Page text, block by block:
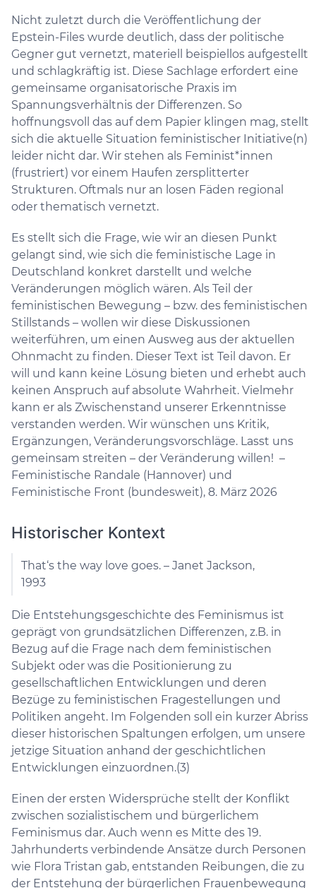
Nicht zuletzt durch die Veröffentlichung der
Epstein-Files wurde deutlich, dass der politische
Gegner gut vernetzt, materiell beispiellos aufgestellt
und schlagkräftig ist. Diese Sachlage erfordert eine
gemeinsame organisatorische Praxis im
Spannungsverhältnis der Differenzen. So
hoffnungsvoll das auf dem Papier klingen mag, stellt
sich die aktuelle Situation feministischer Initiative(n)
leider nicht dar. Wir stehen als Feminist*innen
(frustriert) vor einem Haufen zersplitterter
Strukturen. Oftmals nur an losen Fäden regional
oder thematisch vernetzt.
Es stellt sich die Frage, wie wir an diesen Punkt
gelangt sind, wie sich die feministische Lage in
Deutschland konkret darstellt und welche
Veränderungen möglich wären. Als Teil der
feministischen Bewegung –​​​​​​​ bzw. des feministischen
Stillstands –​​​​​​​ wollen wir diese Diskussionen
weiterführen, um einen Ausweg aus der aktuellen
Ohnmacht zu finden. Dieser Text ist Teil davon. Er
will und kann keine Lösung bieten und erhebt auch
keinen Anspruch auf absolute Wahrheit. Vielmehr
kann er als Zwischenstand unserer Erkenntnisse
verstanden werden. Wir wünschen uns Kritik,
Ergänzungen, Veränderungsvorschläge. Lasst uns
gemeinsam streiten –​​​​​​​ der Veränderung willen! –​​​​​​​
Feministische Randale (Hannover) und
Feministische Front (bundesweit), 8. März 2026
Historischer Kontext
That‘s the way love goes. – Janet Jackson,
1993
Die Entstehungsgeschichte des Feminismus ist
geprägt von grundsätzlichen Differenzen, z.B. in
Bezug auf die Frage nach dem feministischen
Subjekt oder was die Positionierung zu
gesellschaftlichen Entwicklungen und deren
Bezüge zu feministischen Fragestellungen und
Politiken angeht. Im Folgenden soll ein kurzer Abriss
dieser historischen Spaltungen erfolgen, um unsere
jetzige Situation anhand der geschichtlichen
Entwicklungen einzuordnen.(3)
Einen der ersten Widersprüche stellt der Konflikt
zwischen sozialistischem und bürgerlichem
Feminismus dar. Auch wenn es Mitte des 19.
Jahrhunderts verbindende Ansätze durch Personen
wie Flora Tristan gab, entstanden Reibungen, die zu
der Entstehung der bürgerlichen Frauenbewegung